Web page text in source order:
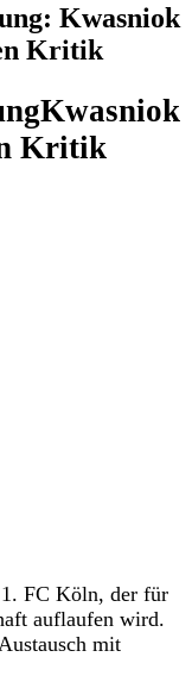
Kwasniok
Kritik
Kwasniok
Kritik
FC Köln, der für
auflaufen wird.
mit